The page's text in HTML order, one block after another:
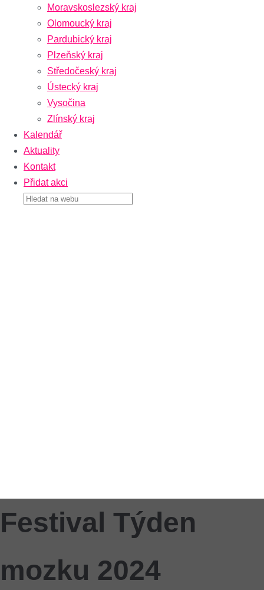
Moravskoslezský kraj
Olomoucký kraj
Pardubický kraj
Plzeňský kraj
Středočeský kraj
Ústecký kraj
Vysočina
Zlínský kraj
Kalendář
Aktuality
Kontakt
Přidat akci
Festival Týden
mozku 2024